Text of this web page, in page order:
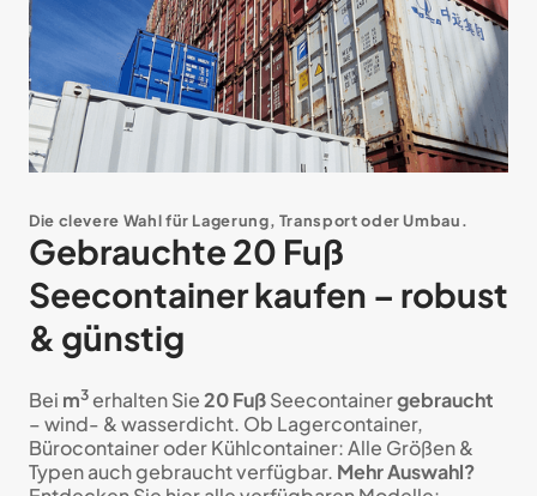
Die clevere Wahl für Lagerung, Transport oder Umbau.
Gebrauchte 20 Fuß
Seecontainer kaufen – robust
& günstig
Bei m3 erhalten Sie20 FußSeecontainergebraucht
– wind- & wasserdicht. Ob Lagercontainer,
Bürocontainer oder Kühlcontainer: Alle Größen &
Typen auch gebraucht verfügbar. Mehr Auswahl?